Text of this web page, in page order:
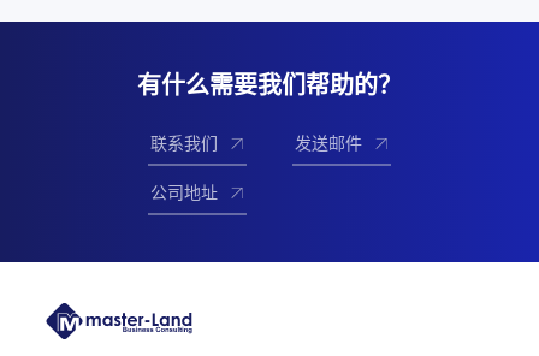
有什么需要我们帮助的？
联系我们 发送邮件
公司地址